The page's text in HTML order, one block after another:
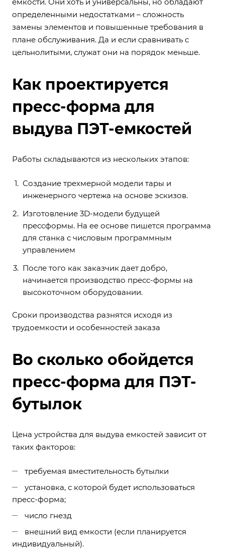
определенными недостатками – сложность
замены элементов и повышенные требования в
плане обслуживания. Да и если сравнивать с
цельнолитыми, служат они на порядок меньше.
Как проектируется
пресс-форма для
выдува ПЭТ-емкостей
Работы складываются из нескольких этапов:
Создание трехмерной модели тары и
инженерного чертежа на основе эскизов.
Изготовление 3D-модели будущей
прессформы. На ее основе пишется программа
для станка с числовым программным
управлением
После того как заказчик дает добро,
начинается производство пресс-формы на
высокоточном оборудовании.
Сроки производства разнятся исходя из
трудоемкости и особенностей заказа
Во сколько обойдется
пресс-форма для ПЭТ-
бутылок
Цена устройства для выдува емкостей зависит от
таких факторов:
требуемая вместительность бутылки
установка, с которой будет использоваться
пресс-форма;
число гнезд
внешний вид емкости (если планируется
индивидуальный).